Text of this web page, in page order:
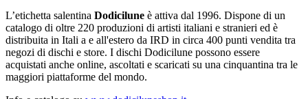
L’etichetta salentina Dodicilune è attiva dal 1996. Dispone di un
catalogo di oltre 220 produzioni di artisti italiani e stranieri ed è
distribuita in Itali a e all'estero da IRD in circa 400 punti vendita tra
negozi di dischi e store. I dischi Dodicilune possono essere
acquistati anche online, ascoltati e scaricati su una cinquantina tra le
maggiori piattaforme del mondo.